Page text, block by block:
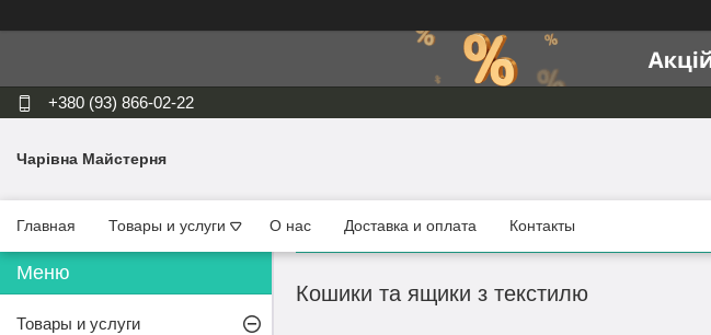
+380 (93) 866-02-22
Чарівна Майстерня
Главная Товары и услуги О нас Доставка и оплата Контакты
Кошики та ящики з текстилю
Товары и услуги